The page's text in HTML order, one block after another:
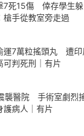
7死15傷 倖存學生躲
槍手從教室旁走過
運7萬粒搖頭丸 遭印
可判死刑｜有片
襲醫院 手術室劇烈
病人｜有片